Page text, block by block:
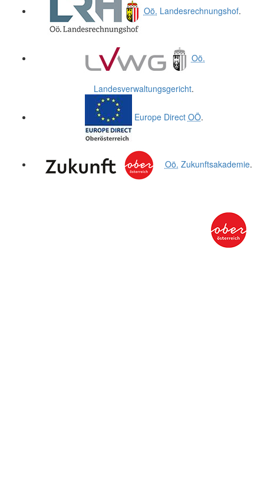
Oö. Landesrechnungshof.
Oö.
Landesverwaltungsgericht.
Europe Direct OÖ.
Oö. Zukunftsakademie.